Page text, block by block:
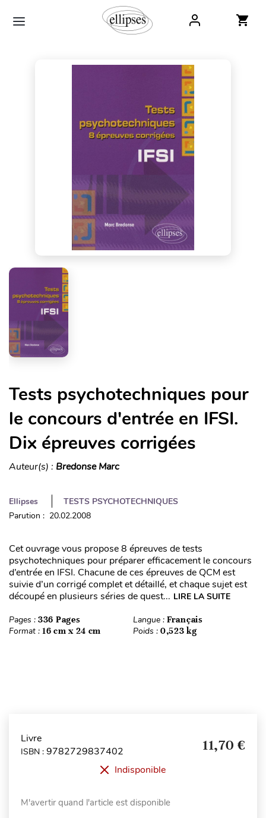
Tests psychotechniques pour
le concours d'entrée en IFSI.
Dix épreuves corrigées
Auteur(s) : Bredonse Marc
Ellipses
TESTS PSYCHOTECHNIQUES
Parution : 20.02.2008
Cet ouvrage vous propose 8 épreuves de tests
psychotechniques pour préparer efficacement le concours
d’entrée en IFSI. Chacune de ces épreuves de QCM est
suivie d’un corrigé complet et détaillé, et chaque sujet est
découpé en plusieurs séries de quest... LIRE LA SUITE
Pages : 336 Pages Langue : Français
Format : 16 cm x 24 cm Poids : 0,523 kg
Livre
ISBN : 9782729837402 11,70 €
Indisponible
M'avertir quand l'article est disponible